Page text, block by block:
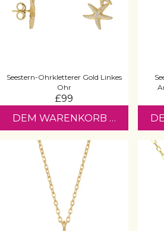
Seestern-Ohrkletterer Gold Linkes
Ohr
£99
DEM WARENKORB